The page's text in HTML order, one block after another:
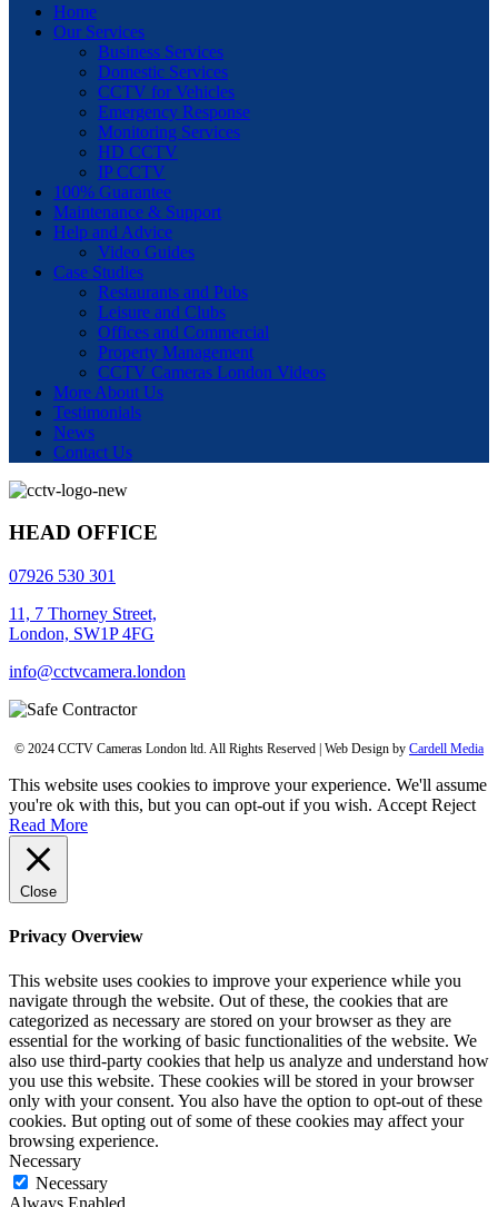
Home
Our Services
Business Services
Domestic Services
CCTV for Vehicles
Emergency Response
Monitoring Services
HD CCTV
IP CCTV
100% Guarantee
Maintenance & Support
Help and Advice
Video Guides
Case Studies
Restaurants and Pubs
Leisure and Clubs
Offices and Commercial
Property Management
CCTV Cameras London Videos
More About Us
Testimonials
News
Contact Us
HEAD OFFICE
07926 530 301
11, 7 Thorney Street,
London, SW1P 4FG
info@cctvcamera.london
© 2024 CCTV Cameras London ltd. All Rights Reserved | Web Design by Cardell Media
This website uses cookies to improve your experience. We'll assume
you're ok with this, but you can opt-out if you wish. Accept Reject
Read More
Close
Privacy Overview
This website uses cookies to improve your experience while you
navigate through the website. Out of these, the cookies that are
categorized as necessary are stored on your browser as they are
essential for the working of basic functionalities of the website. We
also use third-party cookies that help us analyze and understand how
you use this website. These cookies will be stored in your browser
only with your consent. You also have the option to opt-out of these
cookies. But opting out of some of these cookies may affect your
browsing experience.
Necessary
Necessary
Always Enabled